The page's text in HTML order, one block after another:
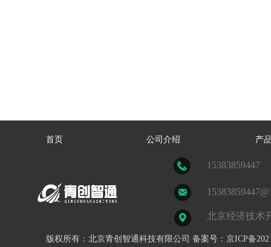
15383859447
北京经济技术
首页 公司介绍 产
版权所有：北京青创智通科技有限公司 备案号：京ICP备